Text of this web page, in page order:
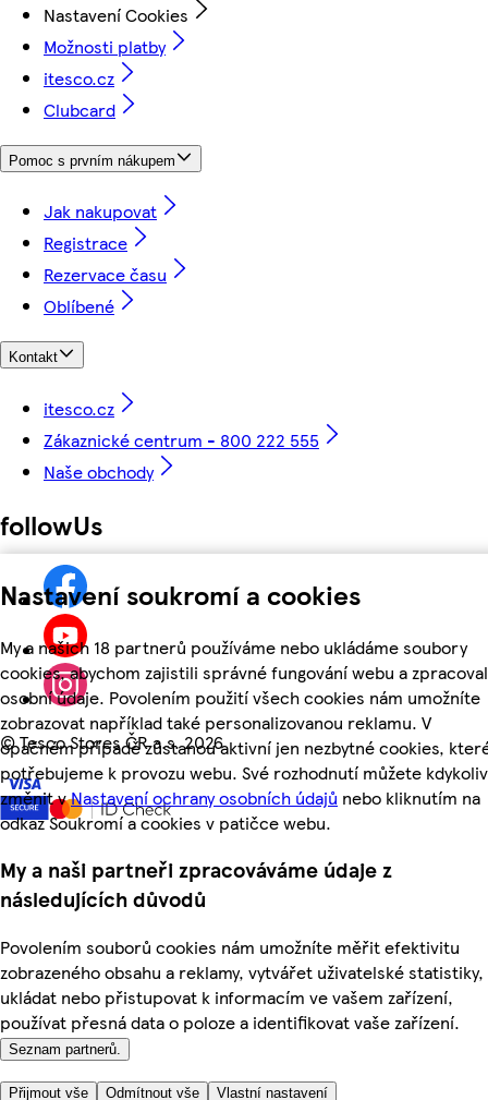
Nastavení soukromí a cookies
My a našich 18 partnerů používáme nebo ukládáme soubory
cookies, abychom zajistili správné fungování webu a
osobní údaje. Povolením použití všech cookies nám umožníte
zobrazovat například také personalizovanou reklamu. V
opačném případě zůstanou aktivní jen nezbytné cookies,
potřebujeme k provozu webu. Své rozhodnutí můžete kdykoliv
změnit vNastavení ochrany osobních údajů nebo kliknutím na
odkaz Soukromí a cookies v patičce webu.
My a naši partneři zpracováváme údaje z
následujících důvodů
Povolením souborů cookies nám umožníte měřit efektivitu
zobrazeného obsahu a reklamy, vytvářet uživatelské statistiky,
ukládat nebo přistupovat k informacím ve vašem zařízení,
používat přesná data o poloze a identifikovat vaše zařízení.
Seznam partnerů.
Přijmout vše Odmítnout vše Vlastní nastavení
Nastavení Cookies
Možnosti platby
itesco.cz
Clubcard
Pomoc s prvním nákupem
Jak nakupovat
Registrace
Rezervace času
Oblíbené
Kontakt
itesco.cz
Zákaznické centrum - 800 222 555
Naše obchody
followUs
©Tesco Stores ČR a.s. 2026